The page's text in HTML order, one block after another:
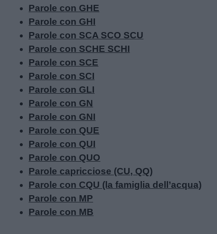
Parole con GHE
Parole con GHI
Parole con SCA SCO SCU
Parole con SCHE SCHI
Parole con SCE
Parole con SCI
Parole con GLI
Parole con GN
Parole con GNI
Parole con QUE
Parole con QUI
Parole con QUO
Parole capricciose (CU, QQ)
Parole con CQU (la famiglia dell’acqua)
Parole con MP
Parole con MB